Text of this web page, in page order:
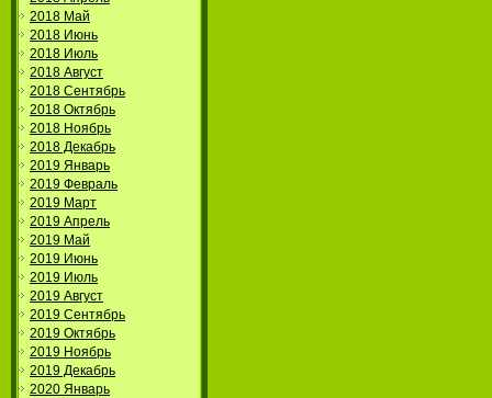
2018 Май
2018 Июнь
2018 Июль
2018 Август
2018 Сентябрь
2018 Октябрь
2018 Ноябрь
2018 Декабрь
2019 Январь
2019 Февраль
2019 Март
2019 Апрель
2019 Май
2019 Июнь
2019 Июль
2019 Август
2019 Сентябрь
2019 Октябрь
2019 Ноябрь
2019 Декабрь
2020 Январь